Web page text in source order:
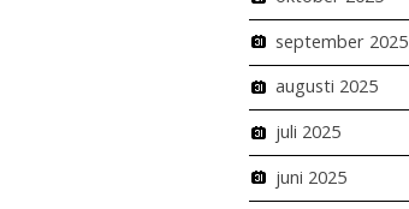
september 2025
augusti 2025
juli 2025
juni 2025